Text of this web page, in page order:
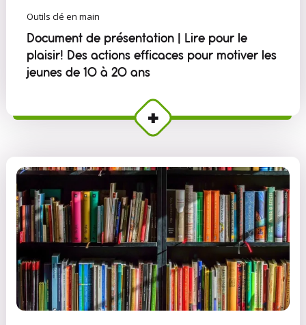
Outils clé en main
Document de présentation | Lire pour le
plaisir! Des actions efficaces pour motiver les
jeunes de 10 à 20 ans